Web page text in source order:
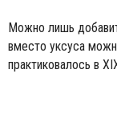
Можно лишь
вместо уксуса
практиковалось в